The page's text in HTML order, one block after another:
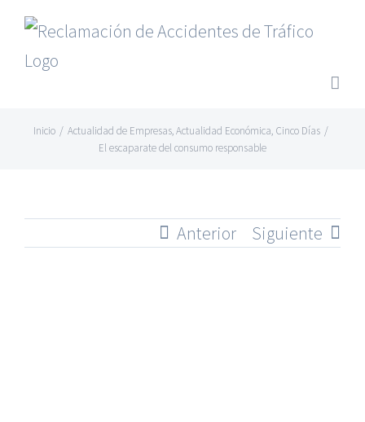
Saltar
contenido
Inicio / Actualidad de Empresas,Actualidad Económica, Cinco Días /
El escaparate del consumo responsable
Anterior Siguiente